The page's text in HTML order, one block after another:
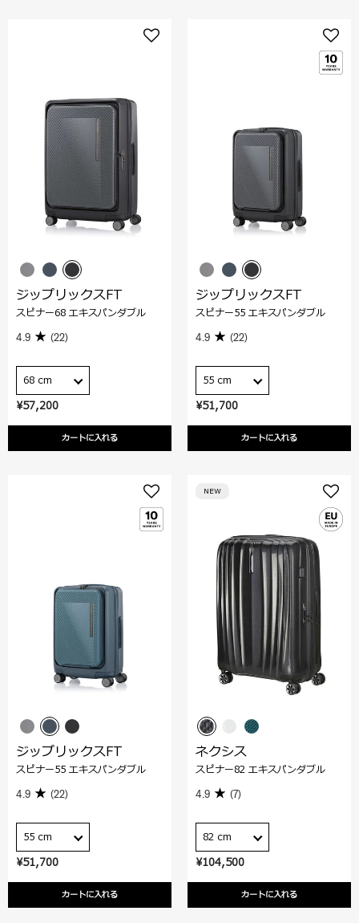
¥57,200
カートに入れる
ジップリックスFT
スピナー68 エキスパンダブル
4.9 (22)
68 cm
¥51,700
カートに入れる
ジップリックスFT
スピナー55 エキスパンダブル
4.9 (22)
55 cm
¥51,700
カートに入れる
ジップリックスFT
スピナー55 エキスパンダブル
4.9 (22)
55 cm
¥104,500
カートに入れる
NEW
ネクシス
スピナー82 エキスパンダブル
4.9 (7)
82 cm